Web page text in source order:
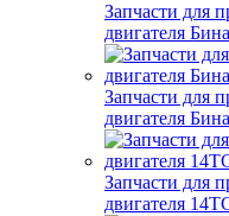
Запчасти для
двигателя
Запчасти для
двигателя
Запчасти для
двигателя